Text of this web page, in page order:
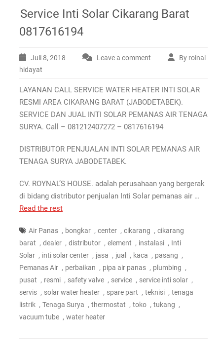
Service Inti Solar Cikarang Barat
0817616194
Juli 8, 2018 Leave a comment
By roinal
hidayat
LAYANAN CALL SERVICE WATER HEATER INTI SOLAR
RESMI AREA CIKARANG BARAT (JABODETABEK).
SERVICE DAN JUAL INTI SOLAR PEMANAS AIR TENAGA
SURYA. Call – 081212407272 – 0817616194
DISTRIBUTOR PENJUALAN INTI SOLAR PEMANAS AIR
TENAGA SURYA JABODETABEK.
CV. ROYNAL’S HOUSE. adalah perusahaan yang bergerak
di bidang distributor penjualan Inti Solar pemanas air …
Read the rest
Air Panas , bongkar , center , cikarang , cikarang
barat , dealer , distributor , element , instalasi , Inti
Solar , inti solar center , jasa , jual , kaca , pasang ,
Pemanas Air , perbaikan , pipa air panas , plumbing ,
pusat , resmi , safety valve , service , service inti solar ,
servis , solar water heater , spare part , teknisi , tenaga
listrik , Tenaga Surya , thermostat , toko , tukang ,
vacuum tube , water heater